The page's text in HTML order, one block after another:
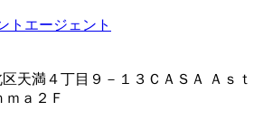
トエージェント
天満４丁目９－１３ＣＡＳＡ Ａｓｔ
ｍａ２Ｆ